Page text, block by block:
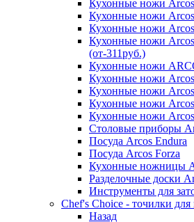
Кухонные ножи
Кухонные ножи
Кухонные ножи
Кухонные ножи
(от-311руб.)
Кухонные ножи
Кухонные ножи
Кухонные ножи
Кухонные ножи
Кухонные ножи
Столовые приборы
Посуда Arcos Endura
Посуда Arcos Forza
Кухонные ножницы
Разделочные доски
Инструменты для
Chef's Choice - точилки
Назад